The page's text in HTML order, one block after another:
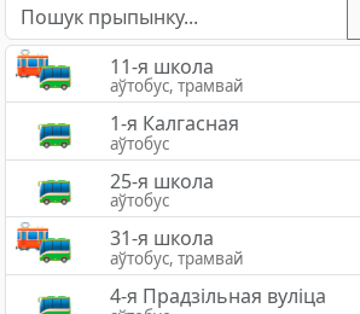
11-я школа
аўтобус, трамвай
1-я Калгасная
аўтобус
25-я школа
аўтобус
31-я школа
аўтобус, трамвай
4-я Прадзільная вуліца